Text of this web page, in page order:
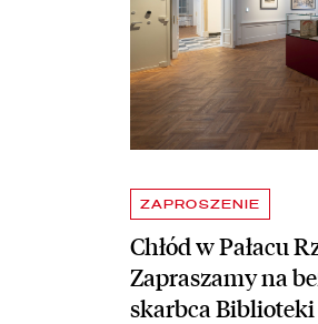
ZAPROSZENIE
Chłód w Pałacu
Zapraszamy na
skarbca